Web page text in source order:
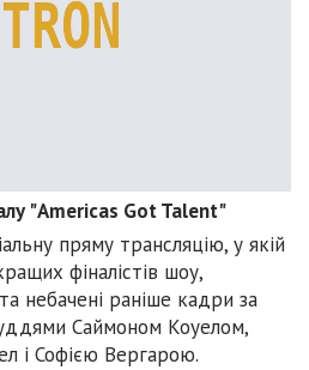
"Americas Got Talent"
пряму трансляцію, у якій
фіналістів шоу,
небачені раніше кадри за
Саймоном Коуелом,
і Софією Вергарою.